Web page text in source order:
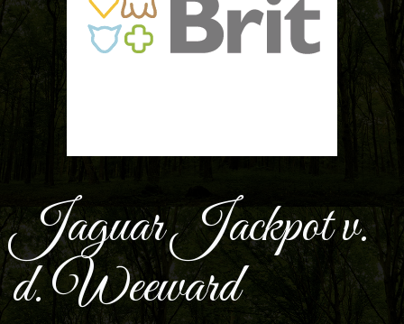
Jaguar Jackpot v.
d. Weeward